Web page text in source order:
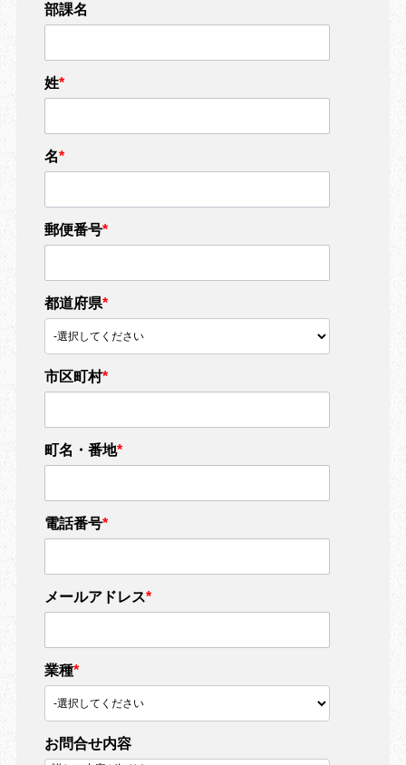
部課名
姓*
名*
郵便番号*
都道府県*
市区町村*
町名・番地*
電話番号*
メールアドレス*
業種*
お問合せ内容